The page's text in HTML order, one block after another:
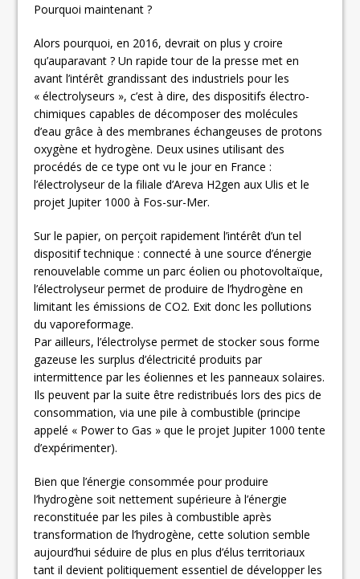
Pourquoi maintenant ?
Alors pourquoi, en 2016, devrait on plus y croire
qu’auparavant ? Un rapide tour de la presse met en
avant l’intérêt grandissant des industriels pour les
« électrolyseurs », c’est à dire, des dispositifs électro-
chimiques capables de décomposer des molécules
d’eau grâce à des membranes échangeuses de protons
oxygène et hydrogène. Deux usines utilisant des
procédés de ce type ont vu le jour en France :
l’électrolyseur de la filiale d’Areva H2gen aux Ulis et le
projet Jupiter 1000 à Fos-sur-Mer.
Sur le papier, on perçoit rapidement l’intérêt d’un tel
dispositif technique : connecté à une source d’énergie
renouvelable comme un parc éolien ou photovoltaïque,
l’électrolyseur permet de produire de l’hydrogène en
limitant les émissions de CO2. Exit donc les pollutions
du vaporeformage.
Par ailleurs, l’électrolyse permet de stocker sous forme
gazeuse les surplus d’électricité produits par
intermittence par les éoliennes et les panneaux solaires.
Ils peuvent par la suite être redistribués lors des pics de
consommation, via une pile à combustible (principe
appelé « Power to Gas » que le projet Jupiter 1000 tente
d’expérimenter).
Bien que l’énergie consommée pour produire
l’hydrogène soit nettement supérieure à l’énergie
reconstituée par les piles à combustible après
transformation de l’hydrogène, cette solution semble
aujourd’hui séduire de plus en plus d’élus territoriaux
tant il devient politiquement essentiel de développer les